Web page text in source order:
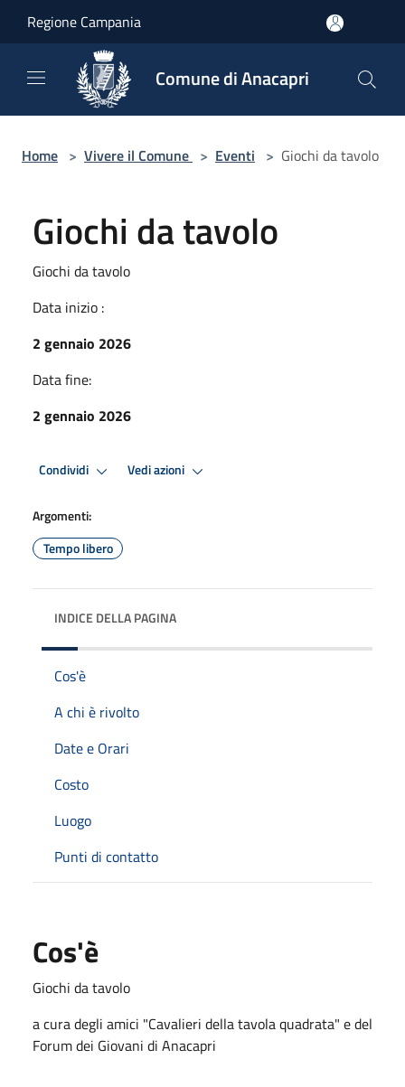
Regione Campania
Comune di Anacapri
Home > Vivere il Comune > Eventi > Giochi da tavolo
Giochi da tavolo
Giochi da tavolo
Data inizio :
2 gennaio 2026
Data fine:
2 gennaio 2026
Condividi Vedi azioni
Argomenti:
Tempo libero
INDICE DELLA PAGINA
Cos'è
A chi è rivolto
Date e Orari
Costo
Luogo
Punti di contatto
Cos'è
Giochi da tavolo
a cura degli amici "Cavalieri della tavola quadrata" e del
Forum dei Giovani di Anacapri